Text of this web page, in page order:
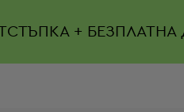
+ БЕЗПЛАТНА